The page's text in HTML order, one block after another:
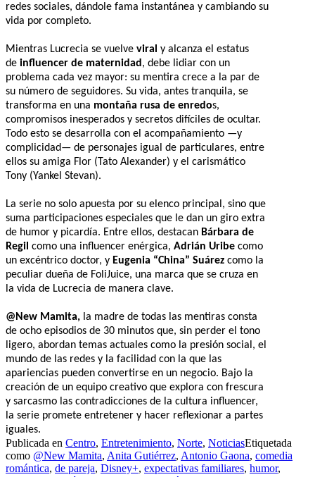
redes sociales, dándole fama instantánea y cambiando su
vida por completo.
Mientras Lucrecia se vuelve viral y alcanza el estatus
de influencer de maternidad , debe lidiar con un
problema cada vez mayor: su mentira crece a la par de
su número de seguidores. Su vida, antes tranquila, se
transforma en una montaña rusa de enredos,
compromisos inesperados y secretos difíciles de ocultar.
Todo esto se desarrolla con el acompañamiento —y
complicidad— de personajes igual de particulares, entre
ellos su amiga Flor (Tato Alexander) y el carismático
Tony (Yankel Stevan).
La serie no solo apuesta por su elenco principal, sino que
suma participaciones especiales que le dan un giro extra
de humor y picardía. Entre ellos, destacan Bárbara de
Regil como una influencer enérgica, Adrián Uribe como
un excéntrico doctor, y Eugenia “China” Suárez como la
peculiar dueña de FoliJuice, una marca que se cruza en
la vida de Lucrecia de manera clave.
@New Mamita, la madre de todas las mentiras consta
de ocho episodios de 30 minutos que, sin perder el tono
ligero, abordan temas actuales como la presión social, el
mundo de las redes y la facilidad con la que las
apariencias pueden convertirse en un negocio. Bajo la
creación de un equipo creativo que explora con frescura
y sarcasmo las contradicciones de la cultura influencer,
la serie promete entretener y hacer reflexionar a partes
iguales.
Publicada en Centro, Entretenimiento, Norte, NoticiasEtiquetada
como @New Mamita, Anita Gutiérrez, Antonio Gaona, comedia
romántica, de pareja, Disney+, expectativas familiares, humor,